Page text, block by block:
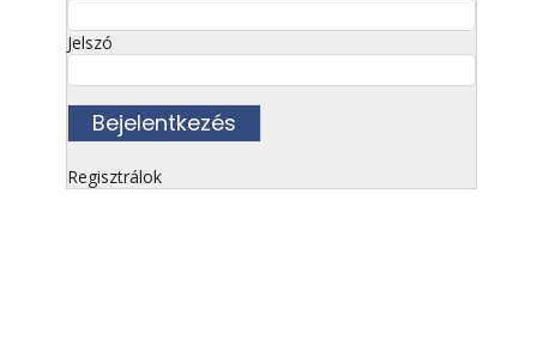
Jelszó
Regisztrálok